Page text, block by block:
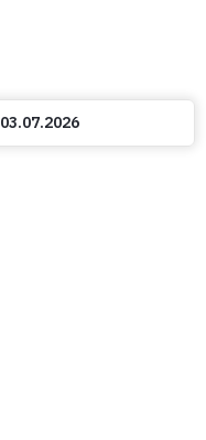
03.07.2026